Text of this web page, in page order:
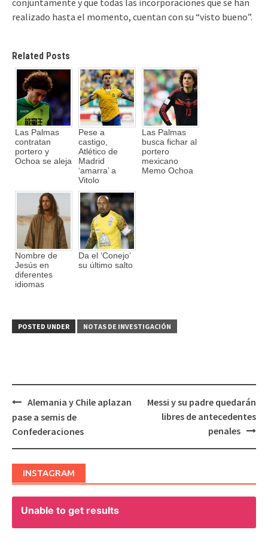
conjuntamente y que todas las incorporaciones que se han
realizado hasta el momento, cuentan con su “visto bueno”.
Related Posts
Las Palmas
contratan
portero y
Ochoa se aleja
Pese a
castigo,
Atlético de
Madrid
‘amarra’ a
Vitolo
Las Palmas
busca fichar al
portero
mexicano
Memo Ochoa
Nombre de
Jesús en
diferentes
idiomas
Da el ‘Conejo’
su último salto
POSTED UNDER NOTAS DE INVESTIGACIÓN
Post
navigation
Alemania y Chile aplazan
pase a semis de
Confederaciones
Messi y su padre quedarán
libres de antecedentes
penales
INSTAGRAM
Unable to get results